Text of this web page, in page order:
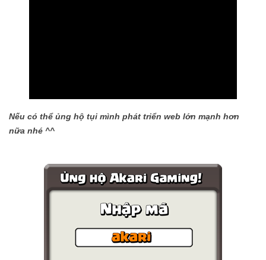
Nếu có thể ủng hộ tụi mình phát triển web lớn mạnh hơn
nữa nhé ^^